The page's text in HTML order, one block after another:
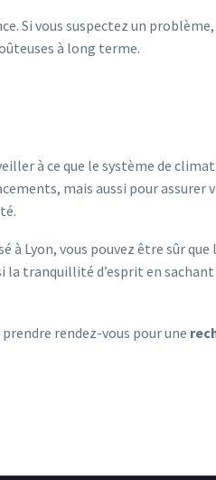
Si vous suspectez un
à long terme.
à ce que le système de
mais aussi pour assurer
à Lyon, vous pouvez être sûr
la tranquillité d’esprit en
rendez-vous pour une